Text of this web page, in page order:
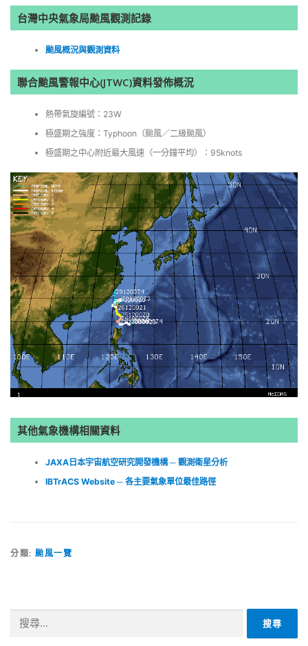
台灣中央氣象局颱風觀測記錄
颱風概況與觀測資料
聯合颱風警報中心(JTWC)資料發佈概況
熱帶氣旋編號：23W
極盛期之強度：Typhoon（颱風／二級颱風）
極盛期之中心附近最大風速（一分鐘平均）：95knots
其他氣象機構相關資料
JAXA日本宇宙航空研究開發機構 ─ 觀測衛星分析
IBTrACS Website ─ 各主要氣象單位最佳路徑
分類: 颱風一覽